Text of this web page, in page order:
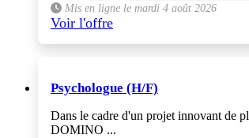
Mis en ligne le mardi 4 août 2026
Voir l'offre
Psychologue (H/F)
Dans le cadre d'un projet innovant de
DOMINO ...